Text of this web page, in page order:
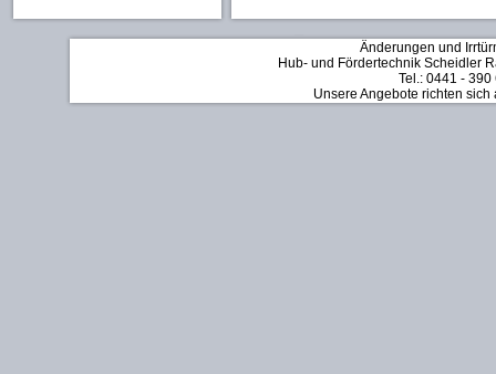
Änderungen und
Hub- und Fördertechnik Scheidler
Tel.: 0441 -
Unsere Angebote richten